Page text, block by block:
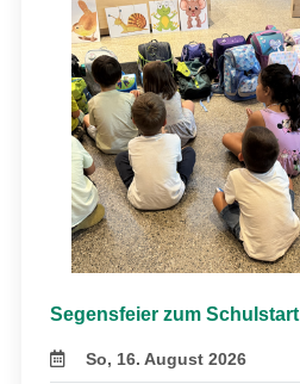
Segensfeier zum Schulstart
So, 16. August 2026